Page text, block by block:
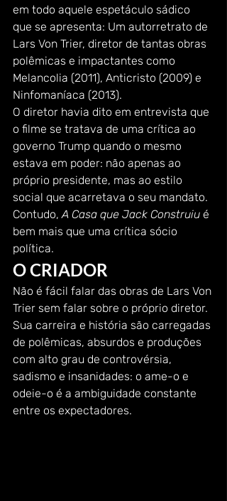
em todo aquele espetáculo sádico
que se apresenta: Um autorretrato de
Lars Von Trier, diretor de tantas obras
polêmicas e impactantes como
Melancolia (2011), Anticristo (2009) e
Ninfomaníaca (2013).
O diretor havia dito em entrevista que
o filme se tratava de uma crítica ao
governo Trump quando o mesmo
estava em poder: não apenas ao
próprio presidente, mas ao estilo
social que acarretava o seu mandato.
Contudo, A Casa que Jack Construiu é
bem mais que uma crítica sócio
política.
O CRIADOR
Não é fácil falar das obras de Lars Von
Trier sem falar sobre o próprio diretor.
Sua carreira e história são carregadas
de polêmicas, absurdos e produções
com alto grau de controvérsia,
sadismo e insanidades: o ame-o e
odeie-o é a ambiguidade constante
entre os expectadores.